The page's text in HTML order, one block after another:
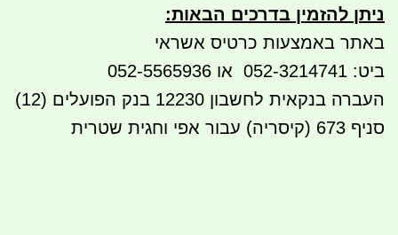
ניתן להזמין בדרכים הבאות:
באתר באמצעות כרטיס אשראי
ביט: 052-3214741 או 052-5565936
העברה בנקאית לחשבון 12230 בנק הפועלים (12)
סניף 673 (קיסריה) עבור אפי וחגית שטרית